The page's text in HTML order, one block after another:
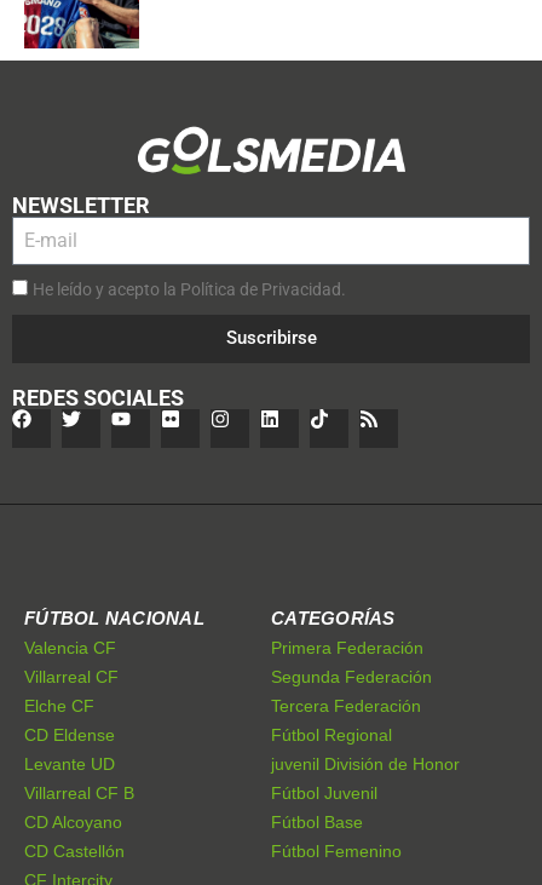
NEWSLETTER
He leído y acepto la Política de Privacidad.
Suscribirse
REDES SOCIALES
FÚTBOL NACIONAL
Valencia CF
Villarreal CF
Elche CF
CD Eldense
Levante UD
Villarreal CF B
CD Alcoyano
CD Castellón
CF Intercity
CATEGORÍAS
Primera Federación
Segunda Federación
Tercera Federación
Fútbol Regional
juvenil División de Honor
Fútbol Juvenil
Fútbol Base
Fútbol Femenino